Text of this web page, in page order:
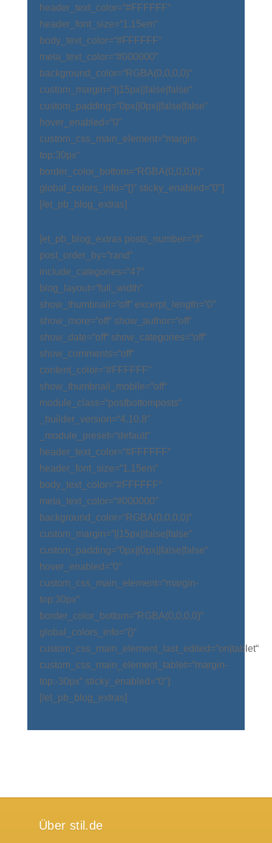
header_text_color=“#FFFFFF“
header_font_size=“1.15em“
body_text_color=“#FFFFFF“
meta_text_color=“#000000″
background_color=“RGBA(0,0,0,0)“
custom_margin=“||15px||false|false“
custom_padding=“0px||0px||false|false“
hover_enabled=“0″
custom_css_main_element=“margin-
top:30px“
border_color_bottom=“RGBA(0,0,0,0)“
global_colors_info=“{}“ sticky_enabled=“0″]
[/et_pb_blog_extras]
[et_pb_blog_extras posts_number=“3″
post_order_by=“rand“
include_categories=“47″
blog_layout=“full_width“
show_thumbnail=“off“ excerpt_length=“0″
show_more=“off“ show_author=“off“
show_date=“off“ show_categories=“off“
show_comments=“off“
content_color=“#FFFFFF“
show_thumbnail_mobile=“off“
module_class=“postbottomposts“
_builder_version=“4.10.8″
_module_preset=“default“
header_text_color=“#FFFFFF“
header_font_size=“1.15em“
body_text_color=“#FFFFFF“
meta_text_color=“#000000″
background_color=“RGBA(0,0,0,0)“
custom_margin=“||15px||false|false“
custom_padding=“0px||0px||false|false“
hover_enabled=“0″
custom_css_main_element=“margin-
top:30px“
border_color_bottom=“RGBA(0,0,0,0)“
global_colors_info=“{}“
custom_css_main_element_last_edited=“on|tablet“
custom_css_main_element_tablet=“margin-
top:-30px“ sticky_enabled=“0″]
[/et_pb_blog_extras]
Über stil.de